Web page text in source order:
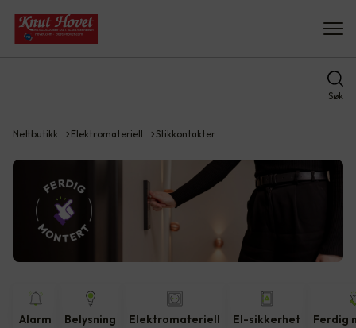
Søk
Nettbutikk Elektromateriell Stikkontakter
Alarm Belysning Elektromateriell El-sikkerhet Ferdig